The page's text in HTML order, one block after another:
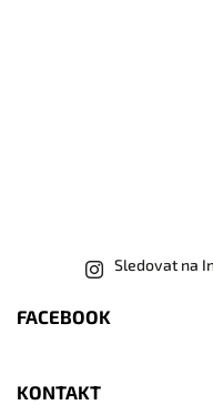
Sledovat na
FACEBOOK
KONTAKT